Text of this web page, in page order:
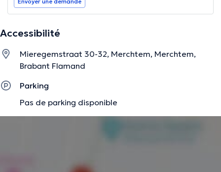
Accessibilité
Mieregemstraat 30-32, Merchtem, Merchtem,
Brabant Flamand
Parking
Pas de parking disponible